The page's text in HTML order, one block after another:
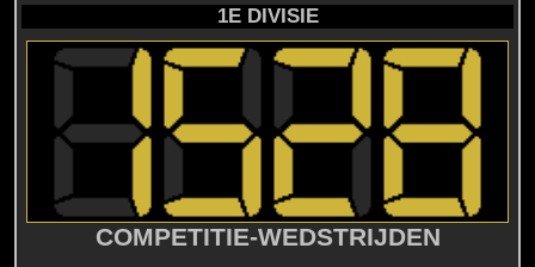
1E DIVISIE
COMPETITIE-WEDSTRIJDEN